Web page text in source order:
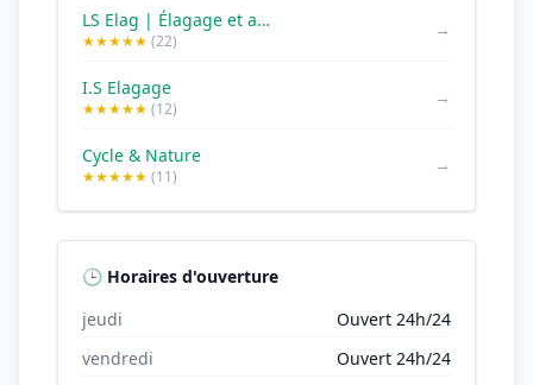
LS Elag | Élagage et abattage d'arbres - Rennes
★★★★★ (22)
→
I.S Elagage
★★★★★ (12)
→
Cycle & Nature
★★★★★ (11)
→
🕒 Horaires d'ouverture
jeudi
Ouvert 24h/24
vendredi
Ouvert 24h/24